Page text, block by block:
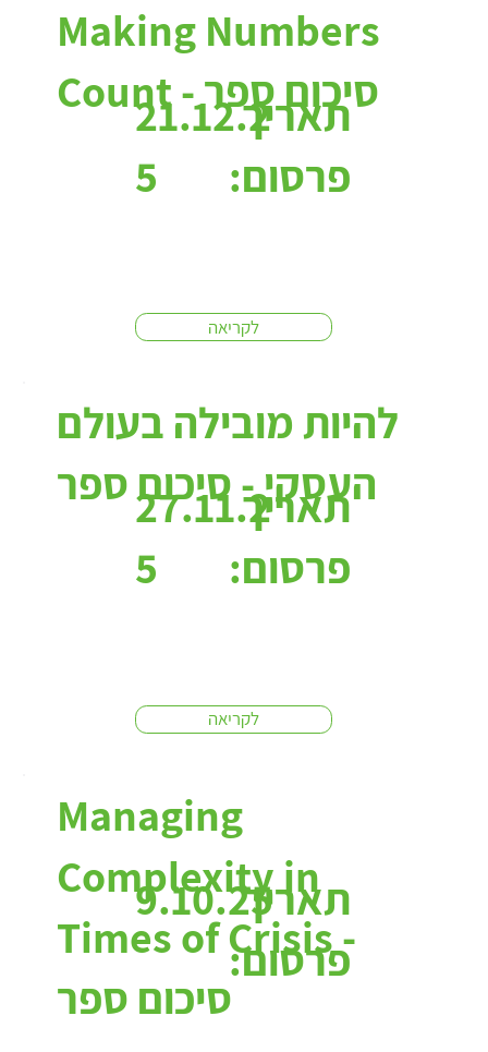
Making Numbers
Count - סיכום ספר
לקריאה
21.12.2
5
תאריך
פרסום:
להיות מובילה בעולם
העסקי - סיכום ספר
לקריאה
27.11.2
5
תאריך
פרסום:
Managing
Complexity in
Times of Crisis -
סיכום ספר
9.10.25תאריך
פרסום: